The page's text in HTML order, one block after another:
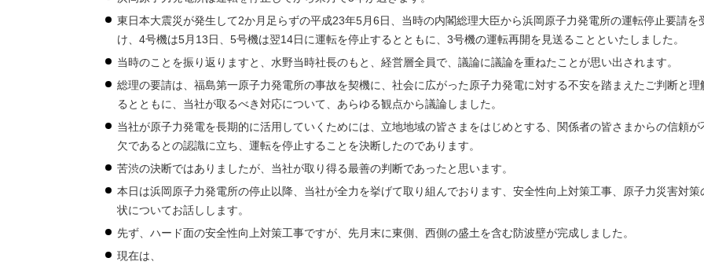
東日本大震災が発生して2か月足らずの平成23年5月6日、当時の内閣総理大臣から浜岡原子力発電所の運転停止要請を
け、4号機は5月13日、5号機は翌14日に運転を停止するとともに、3号機の運転再開を見送ることといたしました。
当時のことを振り返りますと、水野当時社長のもと、経営層全員で、議論に議論を重ねたことが思い出されます。
総理の要請は、福島第一原子力発電所の事故を契機に、社会に広がった原子力発電に対する不安を踏まえたご判断と理
るとともに、当社が取るべき対応について、あらゆる観点から議論しました。
当社が原子力発電を長期的に活用していくためには、立地地域の皆さまをはじめとする、関係者の皆さまからの信頼が
欠であるとの認識に立ち、運転を停止することを決断したのであります。
苦渋の決断ではありましたが、当社が取り得る最善の判断であったと思います。
本日は浜岡原子力発電所の停止以降、当社が全力を挙げて取り組んでおります、安全性向上対策工事、原子力災害対策
状についてお話しします。
先ず、ハード面の安全性向上対策工事ですが、先月末に東側、西側の盛土を含む防波壁が完成しました。
現在は、